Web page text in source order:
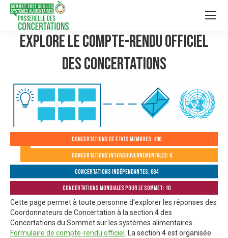
Explore le compte-rendu officiel
des Concertations
Concertations de États membres: 490
Concertations intergouvernementales: 6
Concertations indépendantes: 684
Concertations mondiales pour le Sommet: 10
Cette page permet à toute personne d'explorer les réponses des
Coordonnateurs de Concertation à la section 4 des
Concertations du Sommet sur les systèmes alimentaires
Formulaire de compte-rendu officiel
. La section 4 est organisée